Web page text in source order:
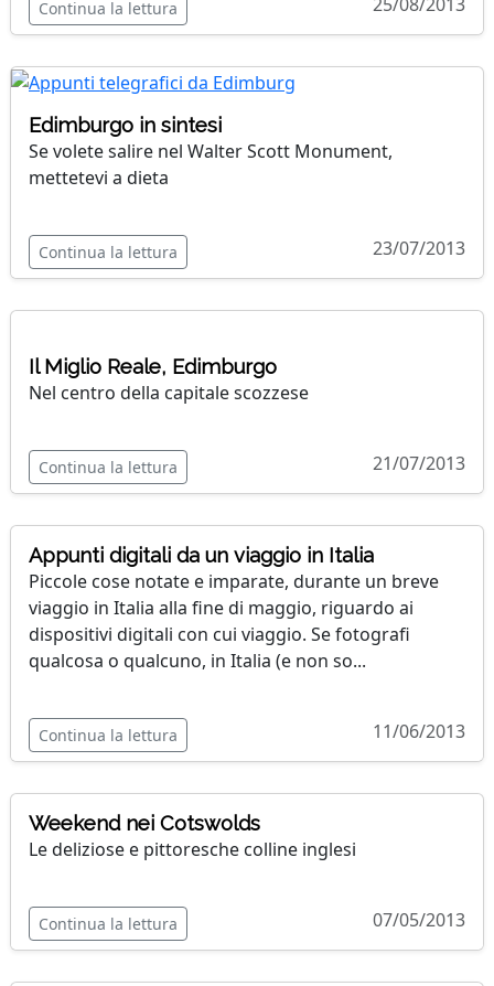
Continua la lettura
Edimburgo in sintesi
Se volete salire nel Walter Scott Monument,
mettetevi a dieta
Continua la lettura 23/07/2013
Il Miglio Reale, Edimburgo
Nel centro della capitale scozzese
Continua la lettura 21/07/2013
Appunti digitali da un viaggio in Italia
Piccole cose notate e imparate, durante un breve
viaggio in Italia alla fine di maggio, riguardo ai
dispositivi digitali con cui viaggio. Se fotografi
qualcosa o qualcuno, in Italia (e non so...
Continua la lettura 11/06/2013
Weekend nei Cotswolds
Le deliziose e pittoresche colline inglesi
Continua la lettura 07/05/2013